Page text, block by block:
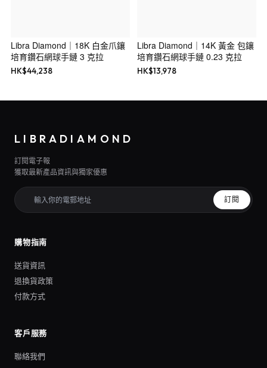
Libra Diamond｜18K 白金爪鑲
培育鑽石網球手鏈 3 克拉
HK$44,238
Libra Diamond｜14K 黃金 包鑲
培育鑽石網球手鏈 0.23 克拉
HK$13,978
LIBRADIAMOND
訂閱電子報
獲取最新產品資訊與獨家優惠
訂閱
購物指南
送貨資訊
退換貨政策
付款方式
客戶服務
聯絡我們